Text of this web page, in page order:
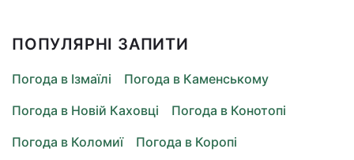
ПОПУЛЯРНІ ЗАПИТИ
Погода в Ізмаїлі
Погода в Каменському
Погода в Новій Каховці
Погода в Конотопі
Погода в Коломиї
Погода в Коропі